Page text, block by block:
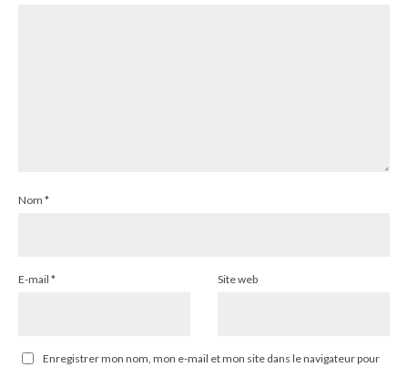
Nom *
E-mail * Site web
Enregistrer mon nom, mon e-mail et mon site dans le navigateur pour